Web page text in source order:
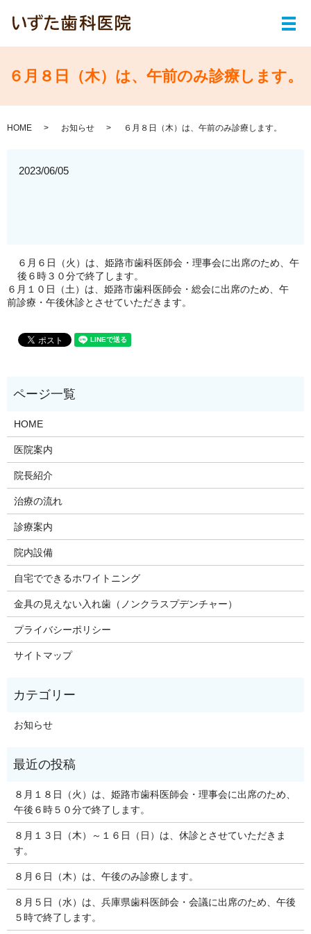
メ
６月８日（木）は、午前のみ診療します。
HOME お知らせ ６月８日（木）は、午前のみ診療します。
2023/06/05
６月６日（火）は、姫路市歯科医師会・理事会に出席のため、午
後６時３０分で終了します。
６月１０日（土）は、姫路市歯科医師会・総会に出席のため、午
前診療・午後休診とさせていただきます。
HOME
医院案内
院長紹介
治療の流れ
診療案内
院内設備
自宅でできるホワイトニング
金具の見えない入れ歯（ノンクラスプデンチャー）
プライバシーポリシー
サイトマップ
お知らせ
８月１８日（火）は、姫路市歯科医師会・理事会に出席のため、
午後６時５０分で終了します。
８月１３日（木）～１６日（日）は、休診とさせていただきま
す。
８月６日（木）は、午後のみ診療します。
８月５日（水）は、兵庫県歯科医師会・会議に出席のため、午後
５時で終了します。